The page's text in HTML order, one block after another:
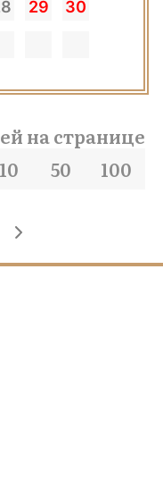
29
30
на странице
10 50 100